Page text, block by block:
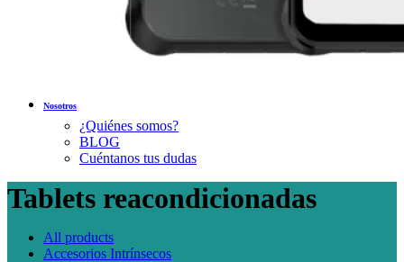
Nosotros
¿Quiénes somos?
BLOG
Cuéntanos tus dudas
Tablets reacondicionadas
All products
Accesorios Intrínsecos